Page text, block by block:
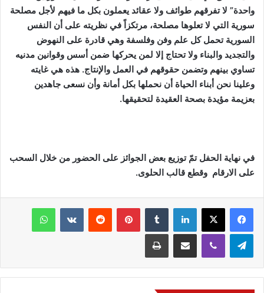
واحدة” لا تفرقهم طوائف ولا عقائد يعملون بكل ما فيهم لأجل مصلحة
سورية التي لا تعلوها مصلحة، مرتكزاً في نظريته على أن النفس
السورية تحمل كل علم وفن وفلسفة وهي قادرة على النهوض
والتجديد والبناء ولا تحتاج إلا لمن يحركها ضمن أسس وقوانين مدنيه
تساوي بينهم وتضمن حقوقهم في العمل والإنتاج. هذه هي غايته
وعلينا نحن أبناء الحياة أن نحملها بكل أمانة وأن نسعى جاهدين
بعزيمة مؤيدة بصحة العقيدة لتحقيقها.
في نهاية الحفل تمّ توزيع بعض الجوائز على الحضور من خلال السحب
على الارقام وقطع قالب الحلوى.
فيسبوك لينكدإن بينتيريست